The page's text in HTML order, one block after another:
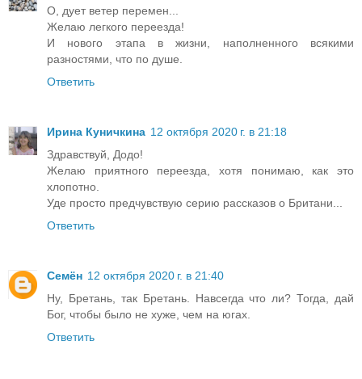
О, дует ветер перемен...
Желаю легкого переезда!
И нового этапа в жизни, наполненного всякими
разностями, что по душе.
Ответить
Ирина Куничкина 12 октября 2020 г. в 21:18
Здравствуй, Додо!
Желаю приятного переезда, хотя понимаю, как это
хлопотно.
Уде просто предчувствую серию рассказов о Британи...
Ответить
Семён 12 октября 2020 г. в 21:40
Ну, Бретань, так Бретань. Навсегда что ли? Тогда, дай
Бог, чтобы было не хуже, чем на югах.
Ответить